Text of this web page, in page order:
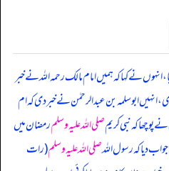
نے کہا کہ ہمیں امام مالک رحمہ اللہ نے خبر
انہیں ابوسلمہ بن عبدالرحمٰن نے خبر دی کہام
پوچھا کہ نبی کریمصلی اللہ علیہ وسلمرمضان میں
دیا کہ رسول اللہصلی اللہ علیہ وسلم(رات